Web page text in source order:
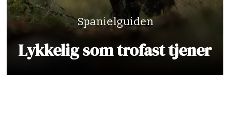
Spanielguiden
Lykkelig som trofast tjener